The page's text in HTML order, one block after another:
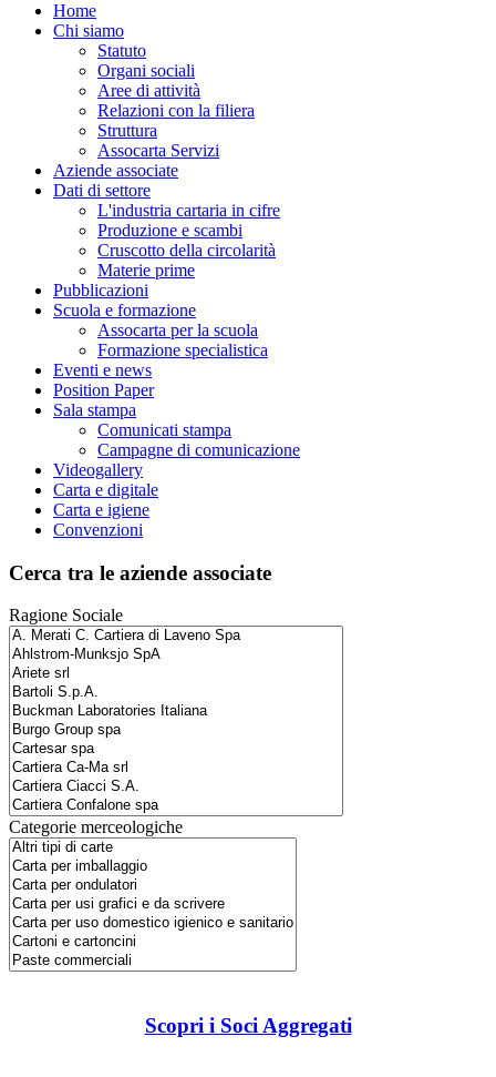
Home
Chi siamo
Statuto
Organi sociali
Aree di attività
Relazioni con la filiera
Struttura
Assocarta Servizi
Aziende associate
Dati di settore
L'industria cartaria in cifre
Produzione e scambi
Cruscotto della circolarità
Materie prime
Pubblicazioni
Scuola e formazione
Assocarta per la scuola
Formazione specialistica
Eventi e news
Position Paper
Sala stampa
Comunicati stampa
Campagne di comunicazione
Videogallery
Carta e digitale
Carta e igiene
Convenzioni
Cerca tra le aziende associate
Ragione Sociale
Categorie merceologiche
Scopri i Soci Aggregati